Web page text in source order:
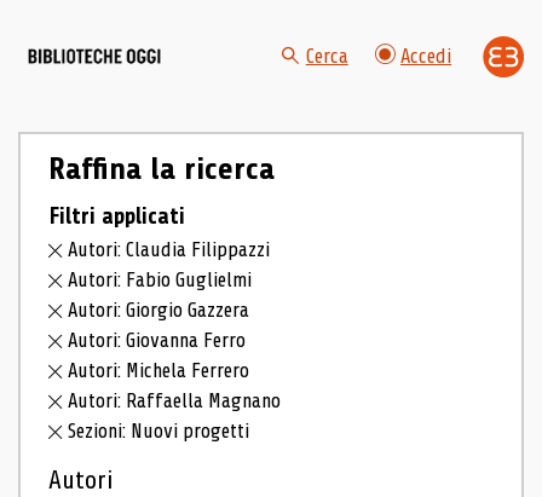
Cerca Accedi
Raffina la ricerca
Filtri applicati
Autori: Claudia Filippazzi
Autori: Fabio Guglielmi
Autori: Giorgio Gazzera
Autori: Giovanna Ferro
Autori: Michela Ferrero
Autori: Raffaella Magnano
Sezioni: Nuovi progetti
Autori